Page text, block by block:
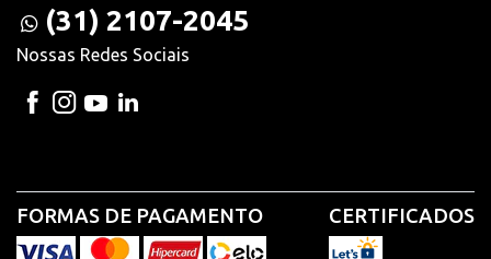
(31) 2107-2045
Nossas Redes Sociais
FORMAS DE PAGAMENTO CERTIFICADOS